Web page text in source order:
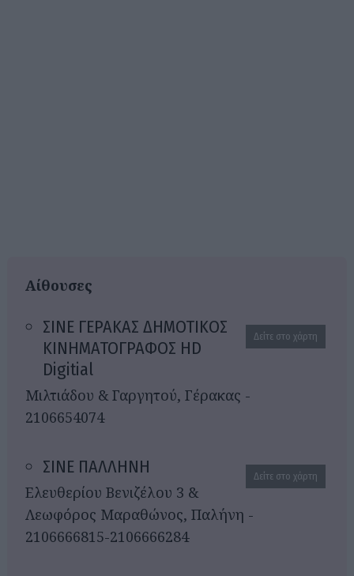
Αίθουσες
Δείτε στο χάρτη
ΣΙΝΕ ΓΕΡΑΚΑΣ ΔΗΜΟΤΙΚΟΣ
ΚΙΝΗΜΑΤΟΓΡΑΦΟΣ HD
Digitial
Μιλτιάδου & Γαργητού, Γέρακας -
2106654074
Δείτε στο χάρτη
ΣΙΝΕ ΠΑΛΛΗΝΗ
Ελευθερίου Βενιζέλου 3 &
Λεωφόρος Μαραθώνος, Παλήνη -
2106666815-2106666284